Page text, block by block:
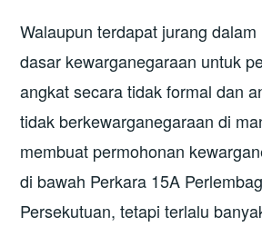
Walaupun terdapat jurang dalam
dasar kewarganegaraan untuk
angkat secara tidak formal dan
tidak berkewarganegaraan di
membuat permohonan
di bawah Perkara 15A
Persekutuan, tetapi terlalu